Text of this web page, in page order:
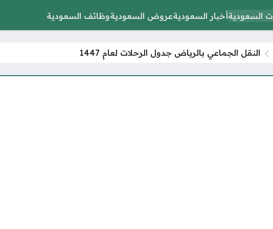
السعوديةأخبار السعوديةعروض السعوديةوظائف السعودية
النقل الجماعي بالرياض جدول الرحلات لعام 1447